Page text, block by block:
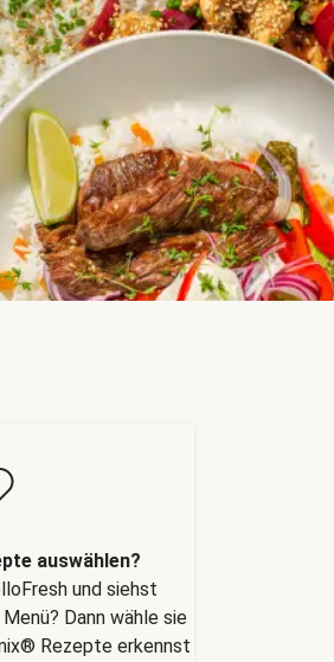
auswählen?
und siehst
Dann wähle sie
Rezepte erkennst